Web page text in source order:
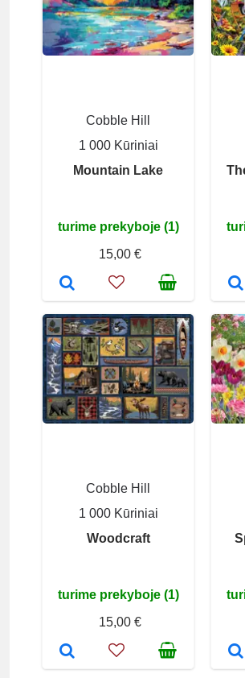
Cobble Hill
1 000 Kūriniai
Mountain Lake
turime prekyboje (1)
15,00 €
Cobble Hill
1 000 Kūriniai
Woodcraft
turime prekyboje (1)
15,00 €